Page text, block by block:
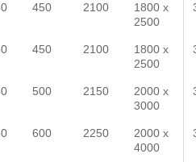
450 2100
1800 x
2500
450 2100
1800 x
2500
500 2150
2000 x
3000
600 2250
2000 x
4000